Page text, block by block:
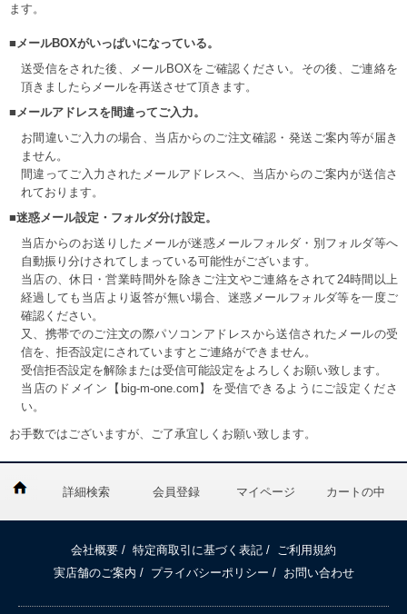
ます。
■メールBOXがいっぱいになっている。
送受信をされた後、メールBOXをご確認ください。その後、ご連絡を
頂きましたらメールを再送させて頂きます。
■メールアドレスを間違ってご入力。
お間違いご入力の場合、当店からのご注文確認・発送ご案内等が届き
ません。
間違ってご入力されたメールアドレスへ、当店からのご案内が送信さ
れております。
■迷惑メール設定・フォルダ分け設定。
当店からのお送りしたメールが迷惑メールフォルダ・別フォルダ等へ
自動振り分けされてしまっている可能性がございます。
当店の、休日・営業時間外を除きご注文やご連絡をされて24時間以上
経過しても当店より返答が無い場合、迷惑メールフォルダ等を一度ご
確認ください。
又、携帯でのご注文の際パソコンアドレスから送信されたメールの受
信を、拒否設定にされていますとご連絡ができません。
受信拒否設定を解除または受信可能設定をよろしくお願い致します。
当店のドメイン【big-m-one.com】を受信できるようにご設定くださ
い。
お手数ではございますが、ご了承宜しくお願い致します。
詳細検索 会員登録 マイページ カートの中
会社概要 / 特定商取引に基づく表記 /
ご利用規約
実店舗のご案内 / プライバシーポリシー / お問い合わせ